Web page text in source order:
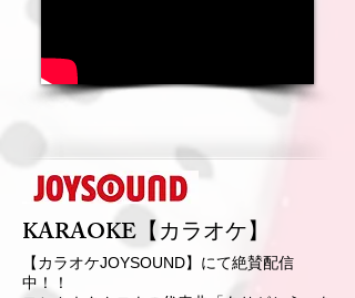
KARAOKE【カラオケ】
【カラオケJOYSOUND】にて絶賛配信
中！！